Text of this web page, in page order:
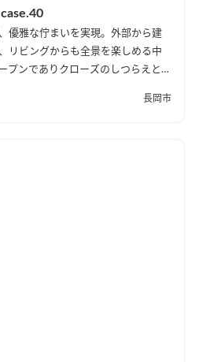
優雅な佇まいを実現。外部から建
リビングからも全景を楽しめる中
プンでありクローズのしつらえとし
長岡市